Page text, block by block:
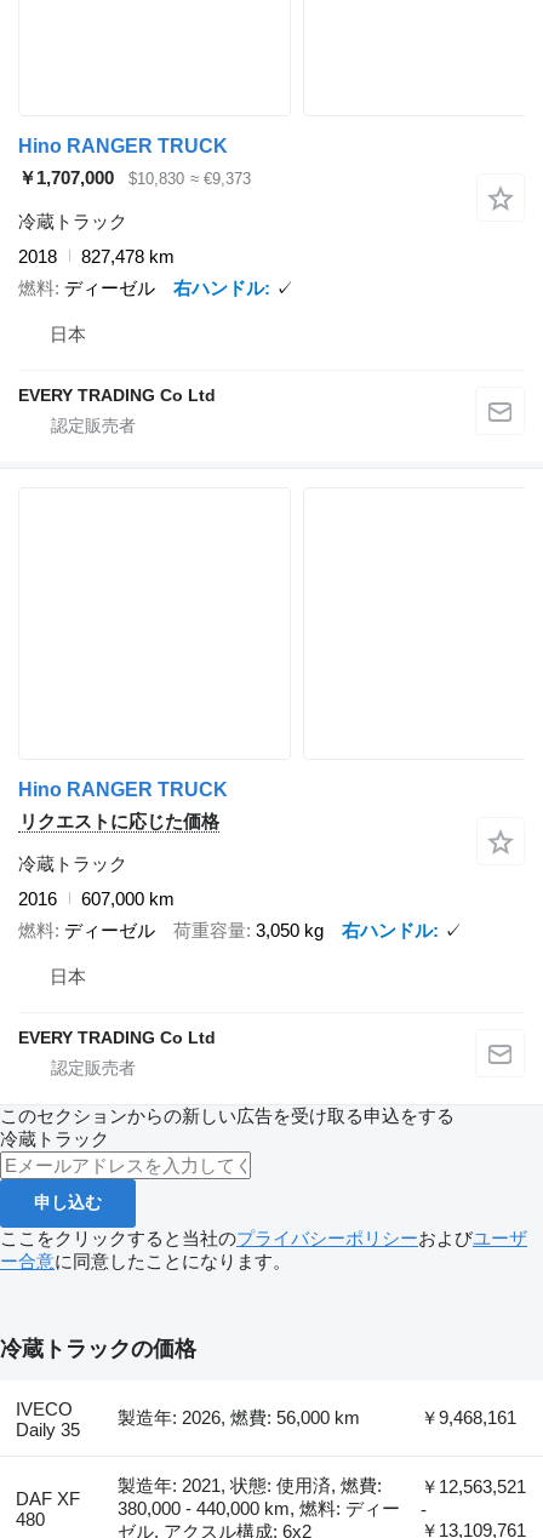
Hino RANGER TRUCK
￥1,707,000
$10,830 ≈ €9,373
冷蔵トラック
2018
827,478 km
燃料 ディーゼル 右ハンドル ✓
日本
EVERY TRADING Co Ltd
Hino RANGER TRUCK
リクエストに応じた価格
冷蔵トラック
2016
607,000 km
燃料 ディーゼル 荷重容量 3,050 kg 右ハンドル ✓
日本
EVERY TRADING Co Ltd
このセクションからの新しい広告を受け取る申込をする
冷蔵トラック
申し込む
ここをクリックすると当社のプライバシーポリシーおよびユーザ
ー合意に同意したことになります。
冷蔵トラックの価格
IVECO
Daily 35
製造年: 2026, 燃費: 56,000 km ￥9,468,161
DAF XF
480
製造年: 2021, 状態: 使用済, 燃費:
380,000 - 440,000 km, 燃料: ディー
ゼル, アクスル構成: 6x2
￥12,563,521
-
￥13,109,761